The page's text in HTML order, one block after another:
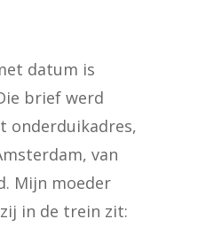
datum is
brief werd
onderduikadres,
van
Mijn moeder
in de trein zit: